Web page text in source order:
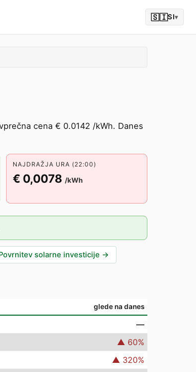
🇸🇮SI▾
cena € 0.0142 /kWh. Danes
NAJDRAŽJA URA (22:00)
€ 0,0078 /kWh
solarne investicije →
glede na danes
—
▲ 60%
▲ 320%